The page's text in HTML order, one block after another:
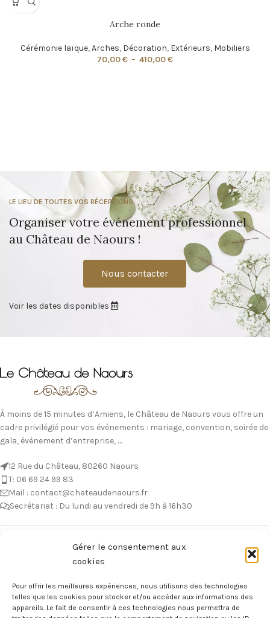
Gérer le consentement aux
cookies
Pour offrir les meilleures expériences, nous utilisons des technologies
telles que les cookies pour stocker et/ou accéder aux informations des
appareils. Le fait de consentir à ces technologies nous permettra de
Arche ronde
Cérémonie laïque,Arches, Décoration, Extérieurs, Mobiliers
70,00€ – 410,00€
LE LIEU DE TOUTES VOS RÉCEPTIONS
Organiser votre événement professionnel
au Château de Naours !
Nous contacter
Voir les dates disponibles
À moins de 15 minutes d’Amiens, le Château de Naours vous offre un
cadre privilégié pour vos événements : mariage, convention, soirée de
gala, événement d’entreprise, …
12 Rue du Château, 80260 Naours
T: 06 69 24 99 83
Mail : contact@chateaudenaours.fr
Secrétariat : Du lundi au vendredi de 9h à 16h30
Avant de nous écrire, n’hésitez pas à consulter notre FAQ, celle-ci est
réponse à votre question !